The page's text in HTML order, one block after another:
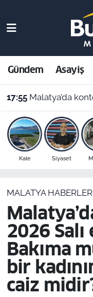
Gündem Asayiş
17:55 Malatya’da
Kale Siyaset
MALATYA
2026
Bakıma
bir
caiz
Asayiş
Ekonomi
Dünya
Bölge
Resmi İlanlar
Malatya
Malatya Hava
Malatya
Malatya Trafik
Süper Lig
Son Dakika
Haber Arşivi